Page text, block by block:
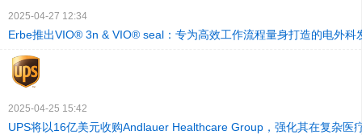
2025-04-27 12:34
Erbe推出VIO® 3n & VIO® seal：专为高效工作流程量身打造的电外科
2025-04-25 15:42
UPS将以16亿美元收购Andlauer Healthcare Group，强化其在复杂医